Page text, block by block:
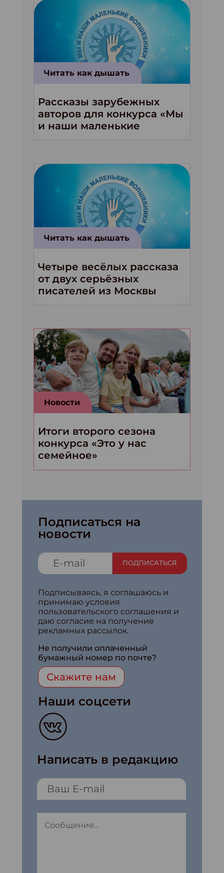
Читать как дышать
Рассказы зарубежных
авторов для конкурса «Мы
и наши маленькие
волшебники!»
Читать как дышать
Четыре весёлых рассказа
от двух серьёзных
писателей из Москвы
Новости
Итоги второго сезона
конкурса «Это у нас
семейное»
Подписаться на
новости
ПОДПИСАТЬСЯ
Подписываясь, я соглашаюсь и
принимаю условия
пользовательского соглашения и
даю согласие на получение
рекламных рассылок.
Не получили оплаченный
бумажный номер по почте?
Скажите нам
Наши соцсети
Написать в редакцию